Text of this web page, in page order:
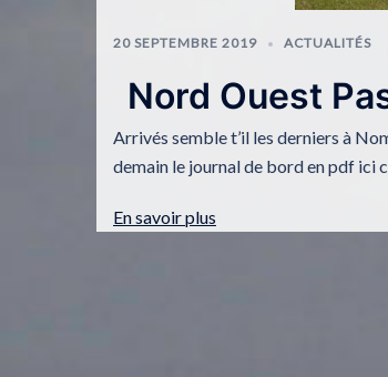
20 SEPTEMBRE 2019 ACTUALITÉS
Nord Ouest
Arrivés semble t’il les derniers à
demain le journal de bord en pdf
En savoir plus